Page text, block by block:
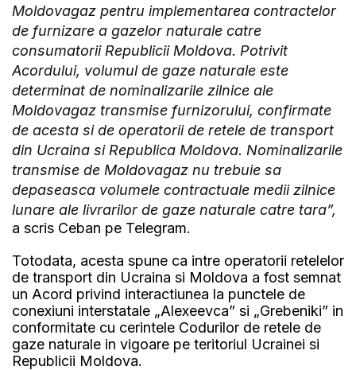
Moldovagaz pentru implementarea contractelor
de furnizare a gazelor naturale catre
consumatorii Republicii Moldova. Potrivit
Acordului, volumul de gaze naturale este
determinat de nominalizarile zilnice ale
Moldovagaz transmise furnizorului, confirmate
de acesta si de operatorii de retele de transport
din Ucraina si Republica Moldova. Nominalizarile
transmise de Moldovagaz nu trebuie sa
depaseasca volumele contractuale medii zilnice
lunare ale livrarilor de gaze naturale catre tara”,
a scris Ceban pe Telegram.
Totodata, acesta spune ca intre operatorii retelelor
de transport din Ucraina si Moldova a fost semnat
un Acord privind interactiunea la punctele de
conexiuni interstatale „Alexeevca” si „Grebeniki” in
conformitate cu cerintele Codurilor de retele de
gaze naturale in vigoare pe teritoriul Ucrainei si
Republicii Moldova.